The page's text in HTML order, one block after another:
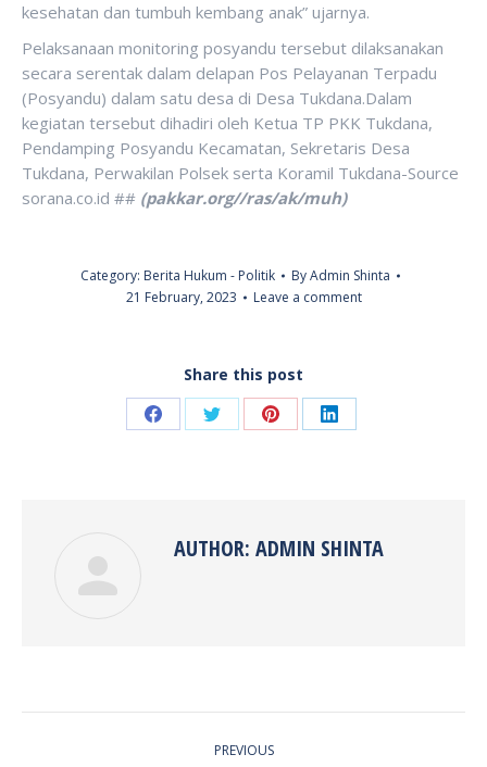
kesehatan dan tumbuh kembang anak” ujarnya.
Pelaksanaan monitoring posyandu tersebut dilaksanakan
secara serentak dalam delapan Pos Pelayanan Terpadu
(Posyandu) dalam satu desa di Desa Tukdana.Dalam
kegiatan tersebut dihadiri oleh Ketua TP PKK Tukdana,
Pendamping Posyandu Kecamatan, Sekretaris Desa
Tukdana, Perwakilan Polsek serta Koramil Tukdana-Source
sorana.co.id ## (pakkar.org//ras/ak/muh)
Category: Berita Hukum - Politik ByAdmin Shinta
21 February, 2023
Leave a comment
Share this post
Share Share Share Share
AUTHOR: ADMIN SHINTA
PREVIOUS